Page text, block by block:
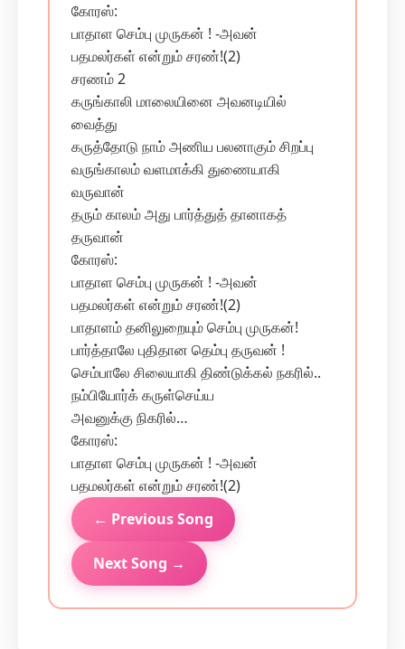
கோரஸ்:
பாதாள செம்பு முருகன் ! -அவன்
பதமலர்கள் என்றும் சரண்!(2)
சரணம் 2
கருங்காலி மாலையினை அவனடியில்
வைத்து
கருத்தோடு நாம் அணிய பலனாகும் சிறப்பு
வருங்காலம் வளமாக்கி துணையாகி
வருவான்
தரும் காலம் அது பார்த்துத் தானாகத்
தருவான்
கோரஸ்:
பாதாள செம்பு முருகன் ! -அவன்
பதமலர்கள் என்றும் சரண்!(2)
பாதாளம் தனிலுறையும் செம்பு முருகன்!
பார்த்தாலே புதிதான தெம்பு தருவன் !
செம்பாலே சிலையாகி திண்டுக்கல் நகரில்..
நம்பியோர்க் கருள்செய்ய
அவனுக்கு நிகரில்…
கோரஸ்:
பாதாள செம்பு முருகன் ! -அவன்
பதமலர்கள் என்றும் சரண்!(2)
← Previous Song
Next Song →